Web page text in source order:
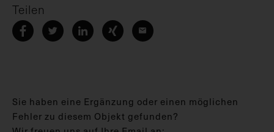
Teilen
Sie haben eine Ergänzung oder einen möglichen
Fehler zu diesem Objekt gefunden?